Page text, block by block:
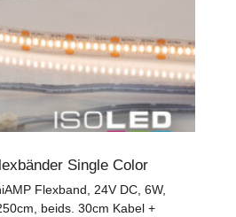
Single Color
Flexband, 24V DC, 6W,
beids. 30cm Kabel +